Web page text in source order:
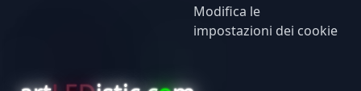
Modifica le
impostazioni dei cookie